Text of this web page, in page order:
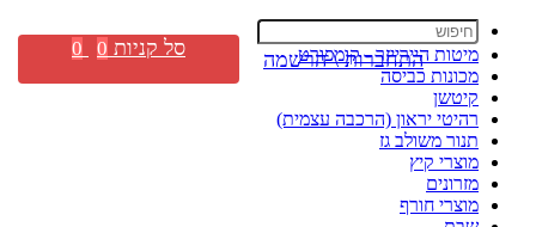
מיטות היירייזר - קומפורט
מכונות כביסה
קיטשן
רהיטי יראון (הרכבה עצמית)
תנור משולב גז
מוצרי קיץ
מזרונים
מוצרי חורף
התחברות \ הרשמה סל קניות 0
0